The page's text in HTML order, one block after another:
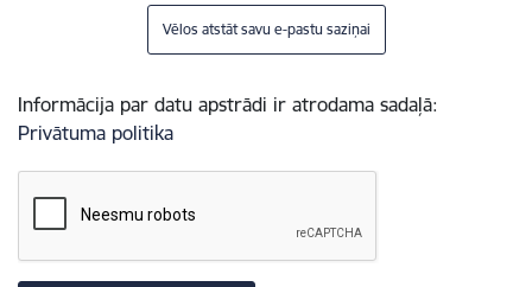
Vēlos atstāt savu e-pastu saziņai
Informācija par datu apstrādi ir atrodama sadaļā:
Privātuma politika